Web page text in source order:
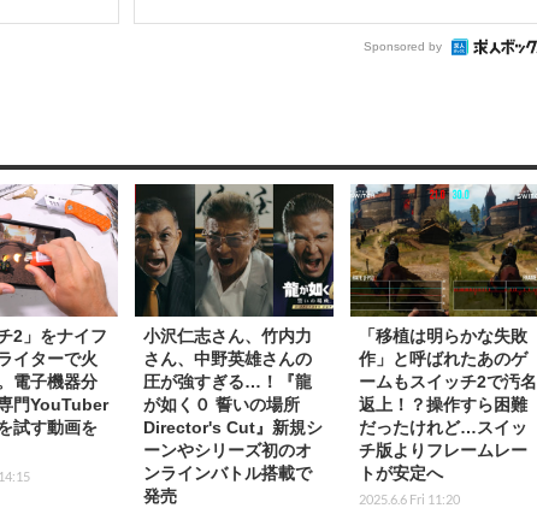
Sponsored by
2」をナイフ
イターで火
電子機器分
門YouTuber
試す動画を
小沢仁志さん、竹内力
さん、中野英雄さんの
圧が強すぎる…！『龍
が如く０ 誓いの場所
Director's Cut』新規シ
ーンやシリーズ初のオ
ンラインバトル搭載で
発売
「移植は明らかな失敗
作」と呼ばれたあのゲ
ームもスイッチ2で汚名
返上！？操作すら困難
だったけれど…スイッ
チ版よりフレームレー
トが安定へ
2025.6.6 Fri 11:20